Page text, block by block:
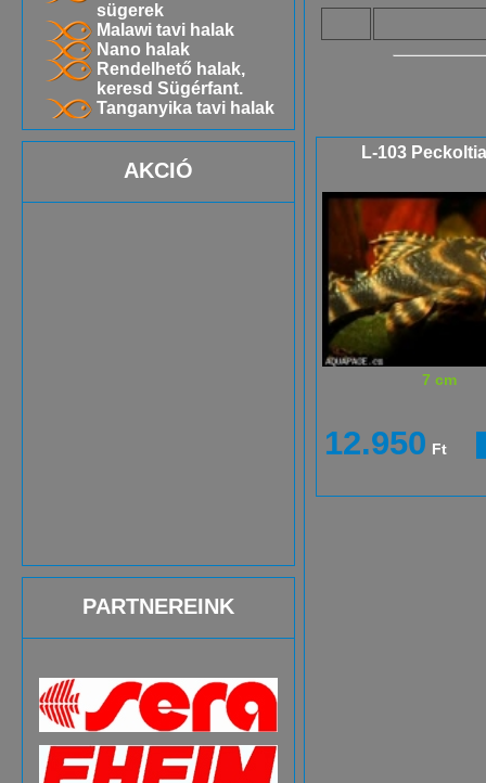
sügerek
Malawi tavi halak
Nano halak
Rendelhető halak,
keresd Sügérfant.
Tanganyika tavi halak
AKCIÓ
PARTNEREINK
L-103
7 cm
12.950 Ft